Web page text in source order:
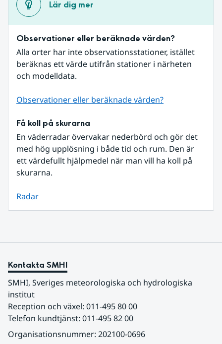
Lär dig mer
Observationer eller beräknade värden?
Alla orter har inte observationsstationer, istället
beräknas ett värde utifrån stationer i närheten
och modelldata.
Observationer eller beräknade värden?
Få koll på skurarna
En väderradar övervakar nederbörd och gör det
med hög upplösning i både tid och rum. Den är
ett värdefullt hjälpmedel när man vill ha koll på
skurarna.
Radar
Kontakta SMHI
SMHI, Sveriges meteorologiska och hydrologiska
institut
Reception och växel: 011-495 80 00
Telefon kundtjänst: 011-495 82 00
Organisationsnummer: 202100-0696